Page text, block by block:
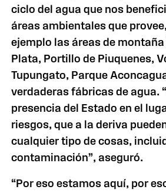
ciclo del agua que nos
áreas ambientales que
ejemplo las áreas de montaña
Plata, Portillo de Piuquenes,
Tupungato, Parque
verdaderas fábricas de agua.
presencia del Estado en el
riesgos, que a la deriva
cualquier tipo de cosas,
contaminación”, aseguró.
“Por eso estamos aquí, por